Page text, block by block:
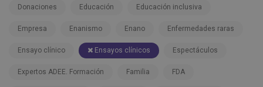
Donaciones Educación Educación inclusiva
Empresa Enanismo Enano Enfermedades raras
Ensayo clínico Ensayos clínicos Espectáculos
Expertos ADEE. Formación Familia FDA